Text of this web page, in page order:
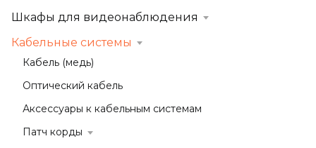
Шкафы для видеонаблюдения
Кабельные системы
Кабель (медь)
Оптический кабель
Аксессуары к кабельным системам
Патч корды